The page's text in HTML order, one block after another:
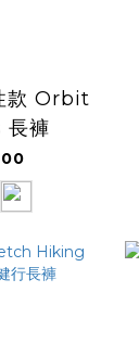
款 Orbit
褲